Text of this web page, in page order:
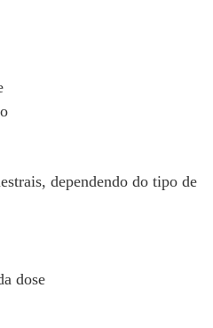
dependendo do tipo de
dose